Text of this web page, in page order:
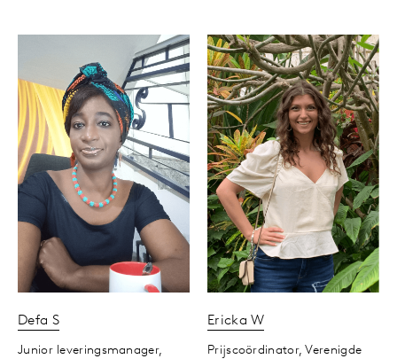
Defa S
Junior leveringsmanager,
ErickaW
Prijscoördinator, Verenigde